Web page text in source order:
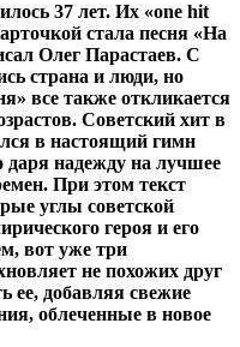
37 лет. Их «one hit
стала песня «На
Олег Парастаев. С
страна и люди, но
все также откликается
Советский хит в
в настоящий гимн
даря надежду на лучшее
При этом текст
углы советской
героя и его
вот уже три
не похожих друг
ее, добавляя свежие
облеченные в новое